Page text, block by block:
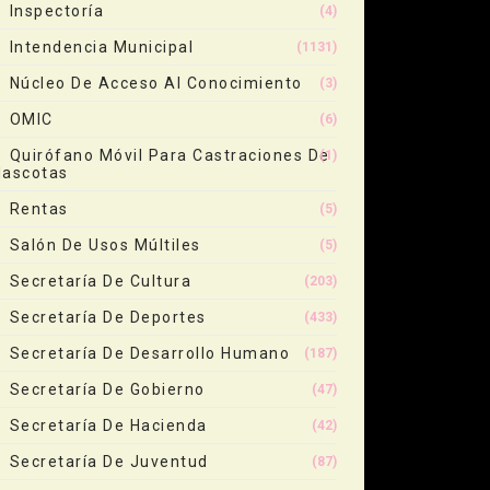
Inspectoría (4)
Intendencia Municipal (1131)
Núcleo De Acceso Al Conocimiento (3)
OMIC (6)
Quirófano Móvil Para Castraciones De(1)
Rentas (5)
Salón De Usos Múltiles (5)
Secretaría De Cultura (203)
Secretaría De Deportes (433)
Secretaría De Desarrollo Humano (187)
Secretaría De Gobierno (47)
Secretaría De Hacienda (42)
Secretaría De Juventud (87)